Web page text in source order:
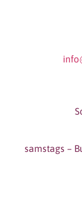
samstags –